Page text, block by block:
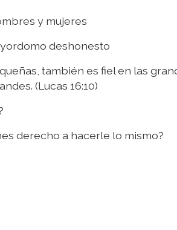
y mujeres
deshonesto
también es fiel en las
(Lucas 16:10)
derecho a hacerle lo mismo?